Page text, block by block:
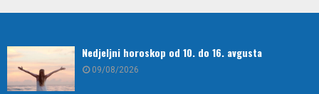
Nedjeljni horoskop od 10. do 16. avgusta
09/08/2026